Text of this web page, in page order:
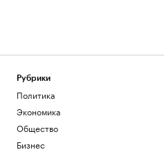
Рубрики
Политика
Экономика
Общество
Бизнес